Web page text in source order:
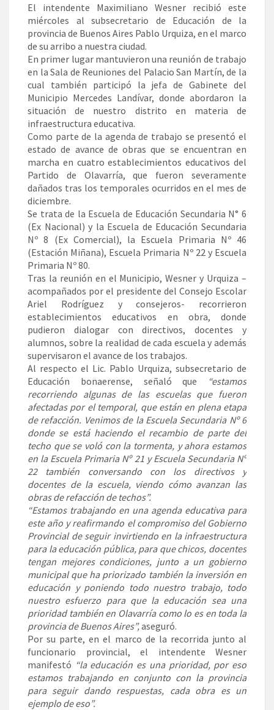
El intendente Maximiliano Wesner recibió este
miércoles al subsecretario de Educación de la
provincia de Buenos Aires Pablo Urquiza, en el marco
de su arribo a nuestra ciudad.
En primer lugar mantuvieron una reunión de trabajo
en la Sala de Reuniones del Palacio San Martín, de la
cual también participó la jefa de Gabinete del
Municipio Mercedes Landívar, donde abordaron la
situación de nuestro distrito en materia de
infraestructura educativa.
Como parte de la agenda de trabajo se presentó el
estado de avance de obras que se encuentran en
marcha en cuatro establecimientos educativos del
Partido de Olavarría, que fueron severamente
dañados tras los temporales ocurridos en el mes de
diciembre.
Se trata de la Escuela de Educación Secundaria N° 6
(Ex Nacional) y la Escuela de Educación Secundaria
Nº 8 (Ex Comercial), la Escuela Primaria Nº 46
(Estación Miñana), Escuela Primaria Nº 22 y Escuela
Primaria Nº 80.
Tras la reunión en el Municipio, Wesner y Urquiza –
acompañados por el presidente del Consejo Escolar
Ariel Rodríguez y consejeros- recorrieron
establecimientos educativos en obra, donde
pudieron dialogar con directivos, docentes y
alumnos, sobre la realidad de cada escuela y además
supervisaron el avance de los trabajos.
Al respecto el Lic. Pablo Urquiza, subsecretario de
Educación bonaerense, señaló que
“estamos
recorriendo algunas de las escuelas que fueron
afectadas por el temporal, que están en plena etapa
de refacción. Venimos de la Escuela Secundaria Nº 6
donde se está haciendo el recambio de parte del
techo que se voló con la tormenta, y ahora estamos
en la Escuela Primaria Nº 21 y Escuela Secundaria Nº
22 también conversando con los directivos y
docentes de la escuela, viendo cómo avanzan las
obras de refacción de techos”.
“Estamos trabajando en una agenda educativa para
este año y reafirmando el compromiso del Gobierno
Provincial de seguir invirtiendo en la infraestructura
para la educación pública, para que chicos, docentes
tengan mejores condiciones, junto a un gobierno
municipal que ha priorizado también la inversión en
educación y poniendo todo nuestro trabajo, todo
nuestro esfuerzo para que la educación sea una
prioridad también en Olavarría como lo es en toda la
provincia de Buenos Aires”,aseguró.
Por su parte, en el marco de la recorrida junto al
funcionario provincial, el intendente Wesner
manifestó “la educación es una prioridad, por eso
estamos trabajando en conjunto con la provincia
para seguir dando respuestas, cada obra es un
ejemplo de eso”.